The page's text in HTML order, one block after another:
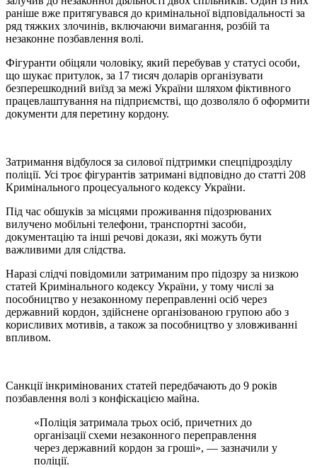
раніше вже притягувався до кримінальної відповідальності за
ряд тяжких злочинів, включаючи вимагання, розбій та
незаконне позбавлення волі.
Фігуранти обіцяли чоловіку, який перебував у статусі особи,
що шукає притулок, за 17 тисяч доларів організувати
безперешкодний виїзд за межі України шляхом фіктивного
працевлаштування на підприємстві, що дозволяло б оформити
документи для перетину кордону.
Затримання відбулося за силової підтримки спецпідрозділу
поліції. Усі троє фігурантів затримані відповідно до статті 208
Кримінального процесуального кодексу України.
Під час обшуків за місцями проживання підозрюваних
вилучено мобільні телефони, транспортні засоби,
документацію та інші речові докази, які можуть бути
важливими для слідства.
Наразі слідчі повідомили затриманим про підозру за низкою
статей Кримінального кодексу України, у тому числі за
пособництво у незаконному переправленні осіб через
державний кордон, здійснене організованою групою або з
корисливих мотивів, а також за пособництво у зловживанні
впливом.
Санкції інкримінованих статей передбачають до 9 років
позбавлення волі з конфіскацією майна.
«Поліція затримала трьох осіб, причетних до
організації схеми незаконного переправлення
через державний кордон за гроші», — зазначили у
поліції.